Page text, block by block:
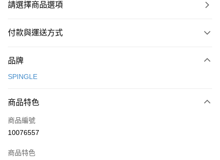
請選擇商品選項
付款與運送方式
信用卡一次付款
LINE Pay
全盈+PAY
品牌
SPINGLE
商品特色
商品編號
10076557
商品特色